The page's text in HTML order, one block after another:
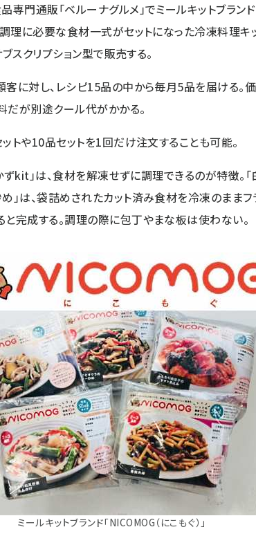
専門通販「ベルーナグルメ」でミールキットブラン
調理に必要な食材一式がセットになった冷凍料理キ
スクリプション型で販売する。
に対し、レシピ15品の中から毎月5品を届ける。
だが別途クール代がかかる。
トや10品セットを1回だけ注文することも可能。
kit」は、食材を解凍せずに調理できるのが特徴。
」は、袋詰めされたカット済み食材を冷凍のままフ
完成する。調理の際に包丁やまな板は使わない。
ミールキットブランド「NICOMOG（にこもぐ）」